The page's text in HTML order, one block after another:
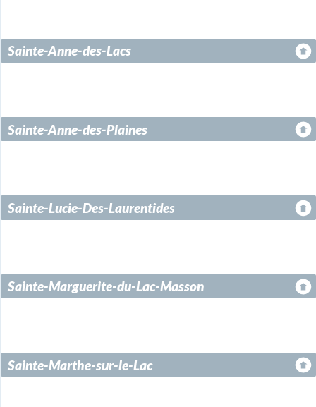
Sainte-Anne-des-Lacs
Sainte-Anne-des-Plaines
Sainte-Lucie-Des-Laurentides
Sainte-Marguerite-du-Lac-Masson
Sainte-Marthe-sur-le-Lac